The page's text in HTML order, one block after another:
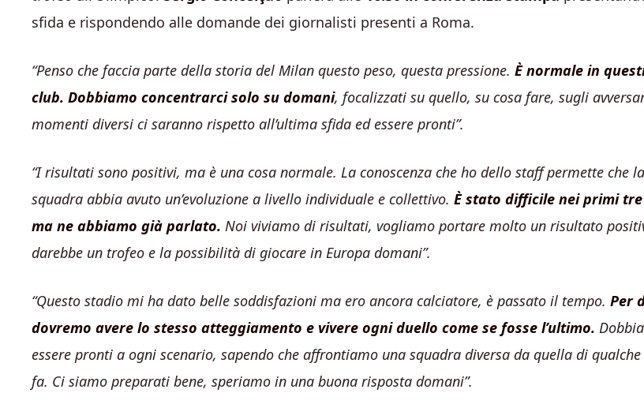
sfida e rispondendo alle domande dei giornalisti presenti a Roma.
“Penso che faccia parte della storia del Milan questo peso, questa pressione. È normale in
club. Dobbiamo concentrarci solo su domani, focalizzati su quello, su cosa fare, sugli
momenti diversi ci saranno rispetto all’ultima sfida ed essere pronti”.
“I risultati sono positivi, ma è una cosa normale. La conoscenza che ho dello staff permette che la
squadra abbia avuto un’evoluzione a livello individuale e collettivo. È stato difficile nei primi tre
ma ne abbiamo già parlato. Noi viviamo di risultati, vogliamo portare molto un risultato
darebbe un trofeo e la possibilità di giocare in Europa domani”.
“Questo stadio mi ha dato belle soddisfazioni ma ero ancora calciatore, è passato il tempo. Per
dovremo avere lo stesso atteggiamento e vivere ogni duello come se fosse l’ultimo.
essere pronti a ogni scenario, sapendo che affrontiamo una squadra diversa da quella di
fa. Ci siamo preparati bene, speriamo in una buona risposta domani”.